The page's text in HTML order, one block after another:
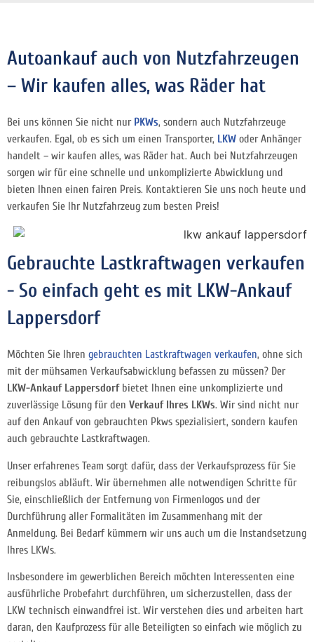
Autoankauf auch von Nutzfahrzeugen
– Wir kaufen alles, was Räder hat
Bei uns können Sie nicht nur PKWs, sondern auch Nutzfahrzeuge
verkaufen. Egal, ob es sich um einen Transporter, LKW oder Anhänger
handelt – wir kaufen alles, was Räder hat. Auch bei Nutzfahrzeugen
sorgen wir für eine schnelle und unkomplizierte Abwicklung und
bieten Ihnen einen fairen Preis. Kontaktieren Sie uns noch heute und
verkaufen Sie Ihr Nutzfahrzeug zum besten Preis!
Gebrauchte Lastkraftwagen verkaufen
- So einfach geht es mit LKW-Ankauf
Lappersdorf
Möchten Sie Ihren gebrauchten Lastkraftwagen verkaufen, ohne sich
mit der mühsamen Verkaufsabwicklung befassen zu müssen? Der
LKW-Ankauf Lappersdorfbietet Ihnen eine unkomplizierte und
zuverlässige Lösung für den Verkauf Ihres LKWs. Wir sind nicht nur
auf den Ankauf von gebrauchten Pkws spezialisiert, sondern kaufen
auch gebrauchte Lastkraftwagen.
Unser erfahrenes Team sorgt dafür, dass der Verkaufsprozess für Sie
reibungslos abläuft. Wir übernehmen alle notwendigen Schritte für
Sie, einschließlich der Entfernung von Firmenlogos und der
Durchführung aller Formalitäten im Zusammenhang mit der
Anmeldung. Bei Bedarf kümmern wir uns auch um die Instandsetzung
Ihres LKWs.
Insbesondere im gewerblichen Bereich möchten Interessenten eine
ausführliche Probefahrt durchführen, um sicherzustellen, dass der
LKW technisch einwandfrei ist. Wir verstehen dies und arbeiten hart
daran, den Kaufprozess für alle Beteiligten so einfach wie möglich zu